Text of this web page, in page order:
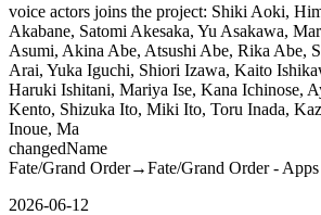
voice actors joins the project: Shiki Aoki,
Akabane, Satomi Akesaka, Yu Asakawa,
Asumi, Akina Abe, Atsushi Abe, Rika Abe,
Arai, Yuka Iguchi, Shiori Izawa, Kaito
Haruki Ishitani, Mariya Ise, Kana Ichinose,
Kento, Shizuka Ito, Miki Ito, Toru Inada,
Inoue, Ma
changedName
Fate/Grand Order→Fate/Grand Order -
2026-06-12